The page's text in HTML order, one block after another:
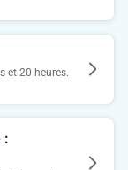
et 20 heures.
: